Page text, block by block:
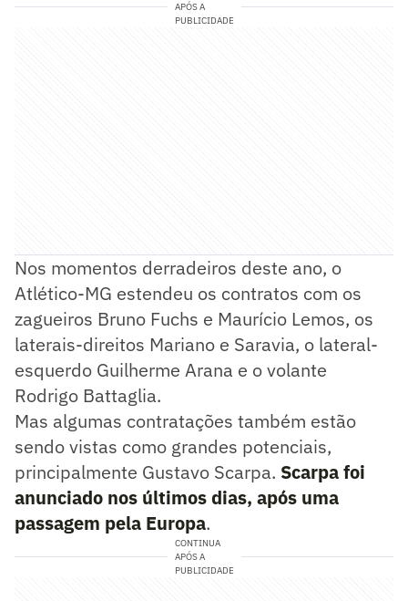
APÓS A
PUBLICIDADE
Nos momentos derradeiros deste ano, o
Atlético-MG estendeu os contratos com os
zagueiros Bruno Fuchs e Maurício Lemos, os
laterais-direitos Mariano e Saravia, o lateral-
esquerdo Guilherme Arana e o volante
Rodrigo Battaglia.
Mas algumas contratações também estão
sendo vistas como grandes potenciais,
principalmente Gustavo Scarpa. Scarpa foi
anunciado nos últimos dias, após uma
passagem pela Europa.
CONTINUA
APÓS A
PUBLICIDADE